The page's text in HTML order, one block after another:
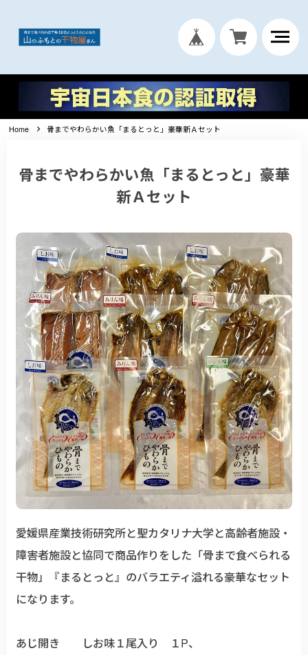
Home 骨までやわらかい魚「まるとっと」豪華新Ａセット
骨までやわらかい魚「まるとっと」豪華
新Ａセット
愛媛県産業技術研究所と聖カタリナ大学と高齢者施設・
障害者施設と協同で商品作りをした「骨まで食べられる
干物」『まるとっと』のバラエティ溢れる豪華なセット
になります。
あじ開き しお味１尾入り １P、